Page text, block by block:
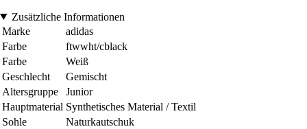
Zusätzliche Informationen
Marke
adidas
Farbe
ftwwht/cblack
Farbe
Weiß
Geschlecht
Gemischt
Altersgruppe
Junior
Hauptmaterial Synthetisches Material / Textil
Sohle
Naturkautschuk